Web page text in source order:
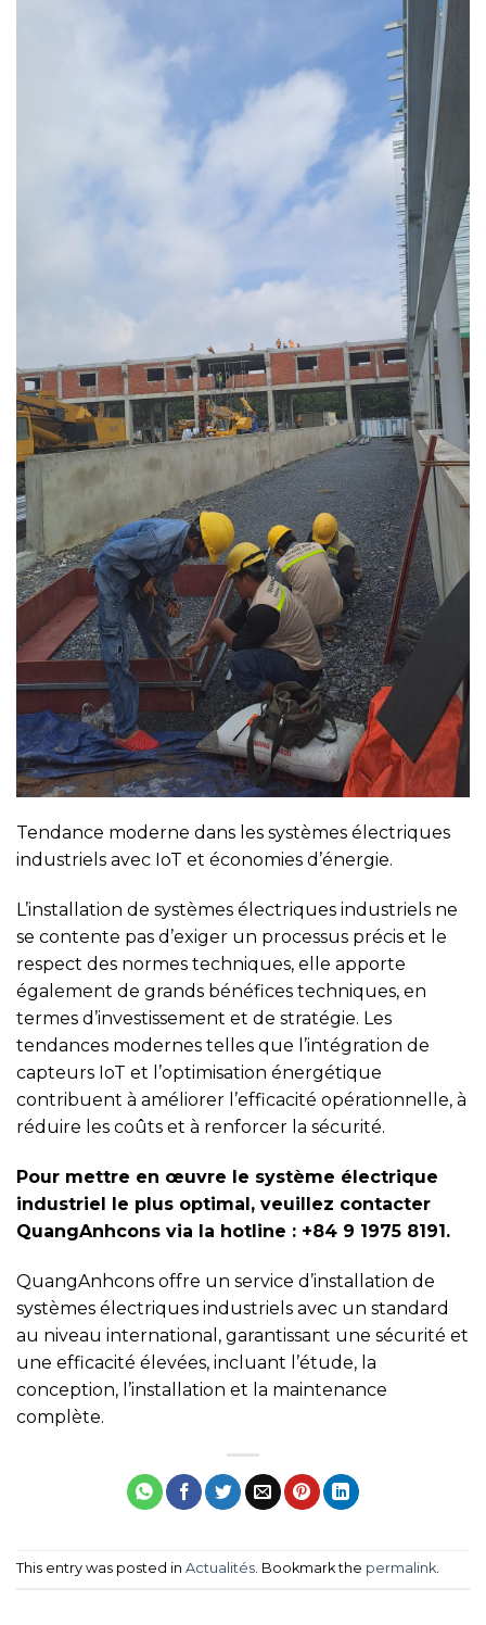
Tendance moderne dans les systèmes électriques
industriels avec IoT et économies d’énergie.
L’installation de systèmes électriques industriels ne
se contente pas d’exiger un processus précis et le
respect des normes techniques, elle apporte
également de grands bénéfices techniques, en
termes d’investissement et de stratégie. Les
tendances modernes telles que l’intégration de
capteurs IoT et l’optimisation énergétique
contribuent à améliorer l’efficacité opérationnelle, à
réduire les coûts et à renforcer la sécurité.
Pour mettre en œuvre le système électrique
industriel le plus optimal, veuillez contacter
QuangAnhcons via la hotline : +84 9 1975 8191.
QuangAnhcons offre un service d’installation de
systèmes électriques industriels avec un standard
au niveau international, garantissant une sécurité et
une efficacité élevées, incluant l’étude, la
conception, l’installation et la maintenance
complète.
This entry was posted in Actualités. Bookmark the permalink.